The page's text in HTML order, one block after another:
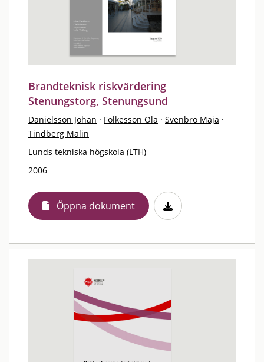
Brandteknisk riskvärdering
Stenungstorg, Stenungsund
Danielsson Johan · Folkesson Ola · Svenbro Maja ·
Tindberg Malin
Lunds tekniska högskola (LTH)
2006
Öppna dokument